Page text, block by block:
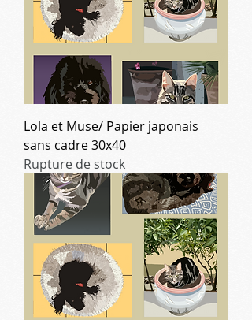
Lola et Muse/ Papier japonais
sans cadre 30x40
Rupture de stock